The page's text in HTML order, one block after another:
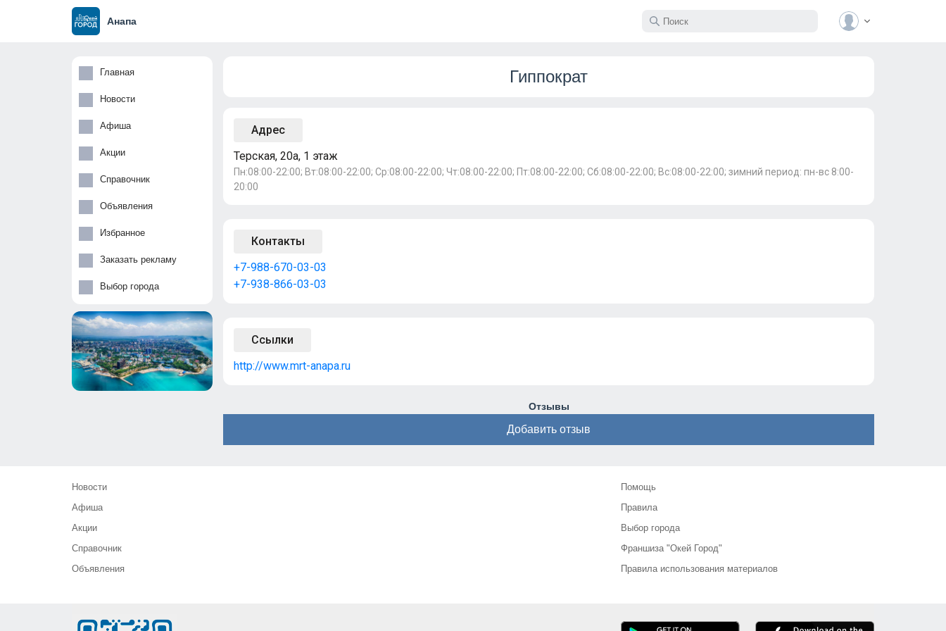
Анапа
Главная
Новости
Афиша
Акции
Справочник
Объявления
Избранное
Заказать рекламу
Выбор города
Гиппократ
Адрес
Терская, 20а, 1 этаж
Пн:08:00-22:00; Вт:08:00-22:00; Ср:08:00-22:00; Чт:08:00-22:00; Пт:08:00-22:00; Сб:08:00-22:00; Вс:08:00-22:00; зимний период: пн-вс 8:00-
20:00
Контакты
+7-988-670-03-03
+7-938-866-03-03
Ссылки
http://www.mrt-anapa.ru
Отзывы
Добавить отзыв
Новости
Афиша
Акции
Справочник
Объявления
Помощь
Правила
Выбор города
Франшиза "Окей Город"
Правила использования материалов